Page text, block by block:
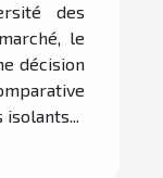
des
le
décision